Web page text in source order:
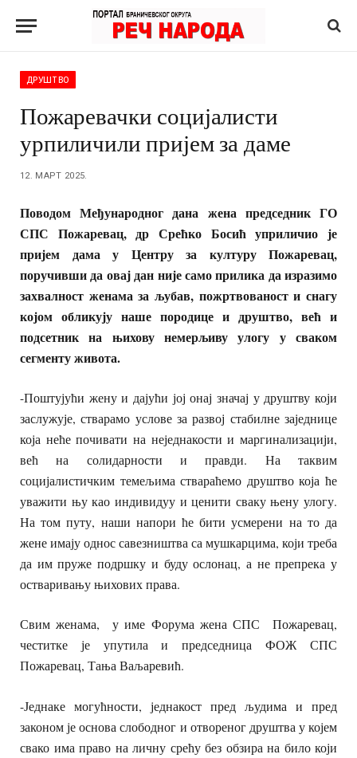
ДРУШТВО
Пожаревачки социјалисти
урпиличили пријем за даме
12. МАРТ 2025.
Поводом Међународног дана жена председник ГО
СПС Пожаревац, др Срећко Босић уприличио је
пријем дама у Центру за културу Пожаревац,
поручивши да овај дан није само прилика да изразимо
захвалност женама за љубав, пожртвованост и снагу
којом обликују наше породице и друштво, већ и
подсетник на њихову немерљиву улогу у сваком
сегменту живота.
-Поштујући жену и дајући јој онај значај у друштву који
заслужује, стварамо услове за развој стабилне заједнице
која неће почивати на неједнакости и маргинализацији,
већ на солидарности и правди. На таквим
социјалистичким темељима ствараћемо друштво која ће
уважити њу као индивидуу и ценити сваку њену улогу.
На том путу, наши напори ће бити усмерени на то да
жене имају однос савезништва са мушкарцима, који треба
да им пруже подршку и буду ослонац, а не препрека у
остваривању њихових права.
Свим женама, у име Форума жена СПС Пожаревац,
честитке је упутила и председница ФОЖ СПС
Пожаревац, Тања Ваљаревић.
-Једнаке могућности, једнакост пред људима и пред
законом је основа слободног и отвореног друштва у којем
свако има право на личну срећу без обзира на било који